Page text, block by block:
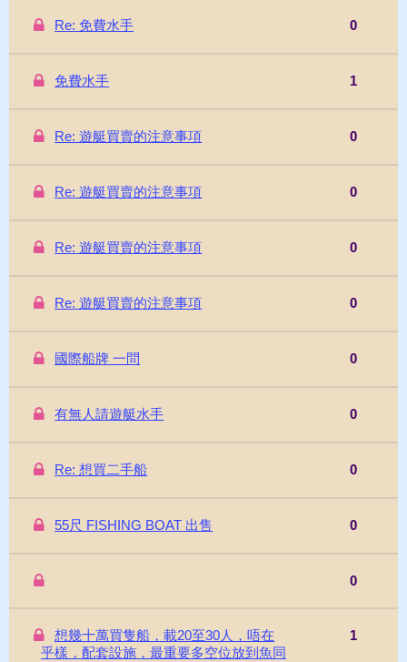
Re: 免費水手 0
免費水手 1
Re: 遊艇買賣的注意事項 0
Re: 遊艇買賣的注意事項 0
Re: 遊艇買賣的注意事項 0
Re: 遊艇買賣的注意事項 0
國際船牌 一問 0
有無人請遊艇水手 0
Re: 想買二手船 0
55尺 FISHING BOAT 出售 0
0
想幾十萬買隻船，載20至30人，唔在
乎樣，配套設施，最重要多空位放到魚同
1